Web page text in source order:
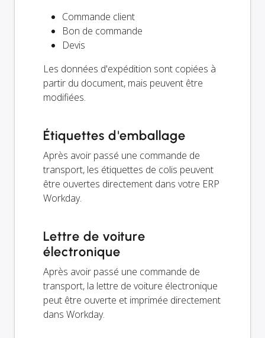
Commande client
Bon de commande
Devis
Les données d'expédition sont copiées à
partir du document, mais peuvent être
modifiées.
Étiquettes d'emballage
Après avoir passé une commande de
transport, les étiquettes de colis peuvent
être ouvertes directement dans votre ERP
Workday.
Lettre de voiture
électronique
Après avoir passé une commande de
transport, la lettre de voiture électronique
peut être ouverte et imprimée directement
dans Workday.